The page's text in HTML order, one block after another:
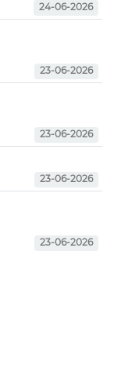
24-06-2026
23-06-2026
23-06-2026
23-06-2026
23-06-2026